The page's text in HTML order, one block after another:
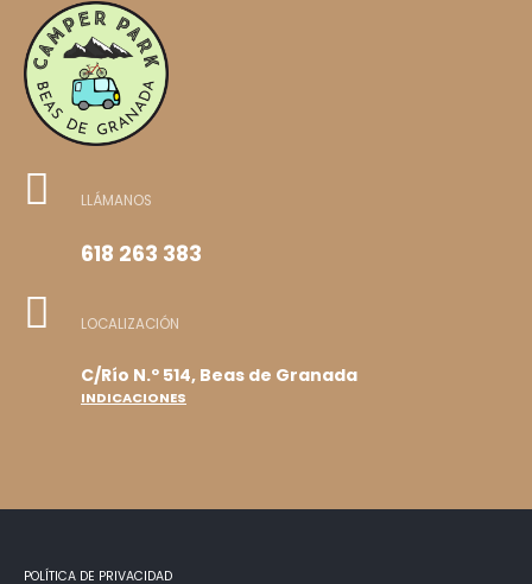
LLÁMANOS
618 263 383
LOCALIZACIÓN
C/Río N.º 514, Beas de Granada
INDICACIONES
POLÍTICA DE PRIVACIDAD